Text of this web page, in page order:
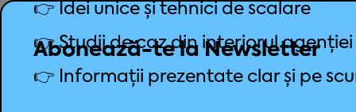
Abonează-te la Newsletter
👉 Idei unice și tehnici de scalare
👉 Studii de caz din interiorul agenției
👉 Informații prezentate clar și pe